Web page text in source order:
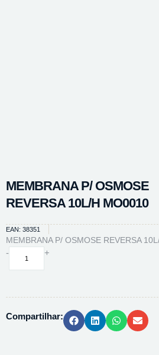
MEMBRANA P/ OSMOSE
REVERSA 10L/H MO0010
EAN: 38351
MEMBRANA P/ OSMOSE REVERSA
-
MEMBRANA
MO0010
+
Compartilhar: